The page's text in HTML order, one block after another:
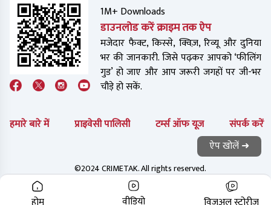
1M+ Downloads
डाउनलोड करें क्राइम तक ऐप
मजेदार फैक्ट, किस्से, क्विज़, रिव्यू और दुनिया
भर की जानकारी. जिसे पढ़कर आपको ‘फीलिंग
गुड’ हो जाए और आप जरूरी जगहों पर जी-भर
चौड़े हो सकें.
हमारे बारे में प्राइवेसी पालिसी टर्म्स ऑफ यूज संपर्क करें
©2024 CRIMETAK. All rights reserved.
वीडियो
ऐप खोलें ➜